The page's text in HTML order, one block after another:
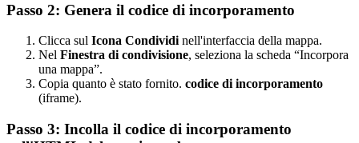
Passo 2: Genera il codice di incorporamento
Clicca sul Icona Condividi nell'interfaccia della mappa.
Nel Finestra di condivisione, seleziona la scheda “Incorpora
una mappa”.
Copia quanto è stato fornito. codice di incorporamento
(iframe).
Passo 3: Incolla il codice di incorporamento